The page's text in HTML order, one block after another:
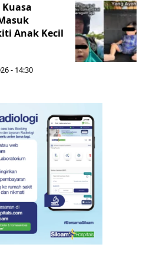
Anak Kecil
- 14:30